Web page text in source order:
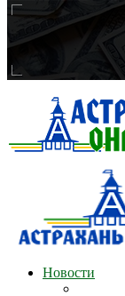
Новости